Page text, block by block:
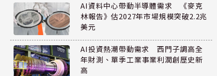
AI資料中心帶動半導體需求 《麥克
林報告》估2027年市場規模突破2.2兆
美元
AI投資熱潮帶動需求 西門子調高全
年財測、單季工業事業利潤創歷史新
高